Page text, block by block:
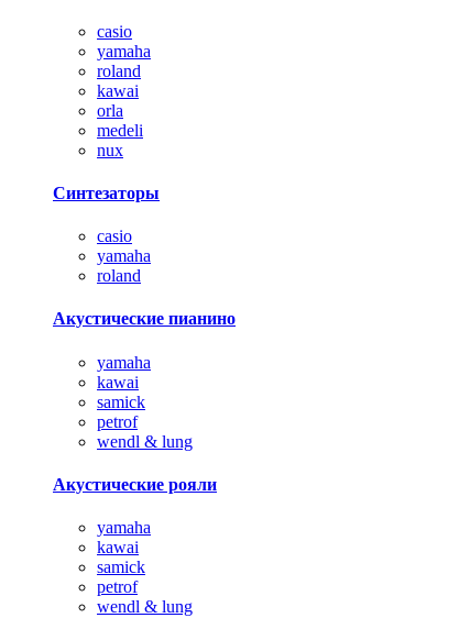
casio
yamaha
roland
kawai
orla
medeli
nux
Синтезаторы
casio
yamaha
roland
Акустические пианино
yamaha
kawai
samick
petrof
wendl & lung
Акустические рояли
yamaha
kawai
samick
petrof
wendl & lung